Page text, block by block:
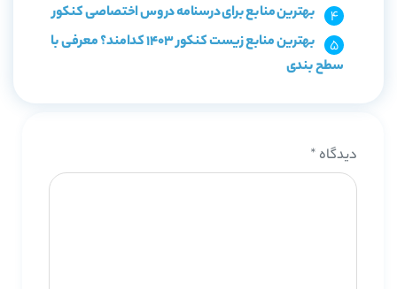
بهترین منابع برای درسنامه دروس اختصاصی کنکور
بهترین منابع زیست کنکور 1403 کدامند؟ معرفی با
سطح بندی
دیدگاه *